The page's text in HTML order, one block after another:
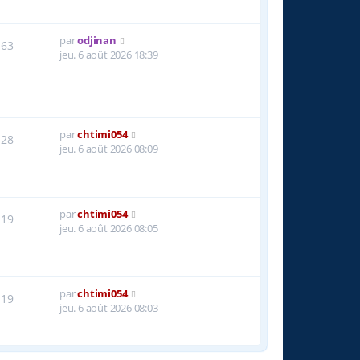
63 parodjinan
jeu. 6 août 2026 18:39
28 parchtimi054
jeu. 6 août 2026 08:09
19 parchtimi054
jeu. 6 août 2026 08:05
19 parchtimi054
jeu. 6 août 2026 08:03